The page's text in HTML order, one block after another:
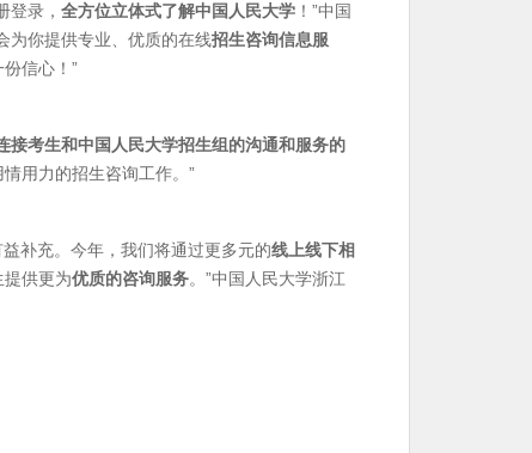
登录， 全方位立体式了解中国人民大学！”中国
为你提供专业、优质的在线招生咨询信息服
信心！”
接考生和中国人民大学招生组的沟通和服务的
用力的招生咨询工作。”
补充。今年，我们将通过更多元的线上线下相
供更为优质的咨询服务。”中国人民大学浙江